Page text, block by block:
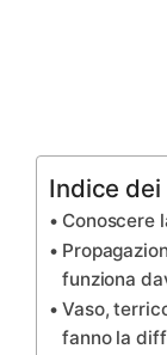
Indice
Conoscere
funziona
Vaso,
fanno la